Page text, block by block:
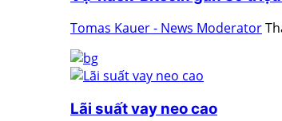
Tomas Kauer - News Moderator
Lãi suất vay neo cao